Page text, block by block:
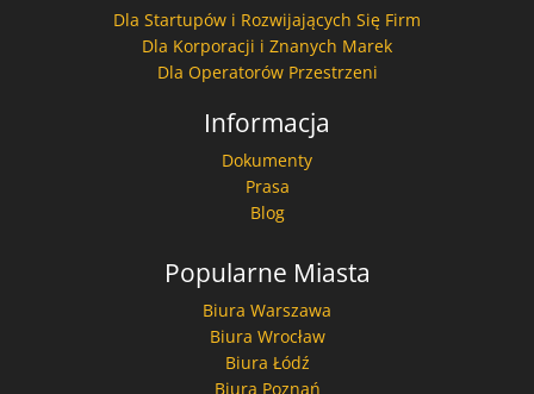
Dla Startupów i Rozwijających Się Firm
Dla Korporacji i Znanych Marek
Dla Operatorów Przestrzeni
Popularne Miasta
Biura Warszawa
Biura Wrocław
Biura Łódź
Biura Poznań
Informacja
Dokumenty
Prasa
Blog